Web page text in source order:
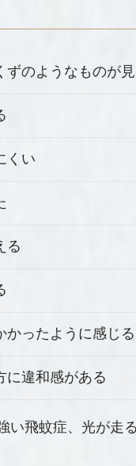
ずのようなものが
くい
る
かったように感じる
に違和感がある
い飛蚊症、光が走